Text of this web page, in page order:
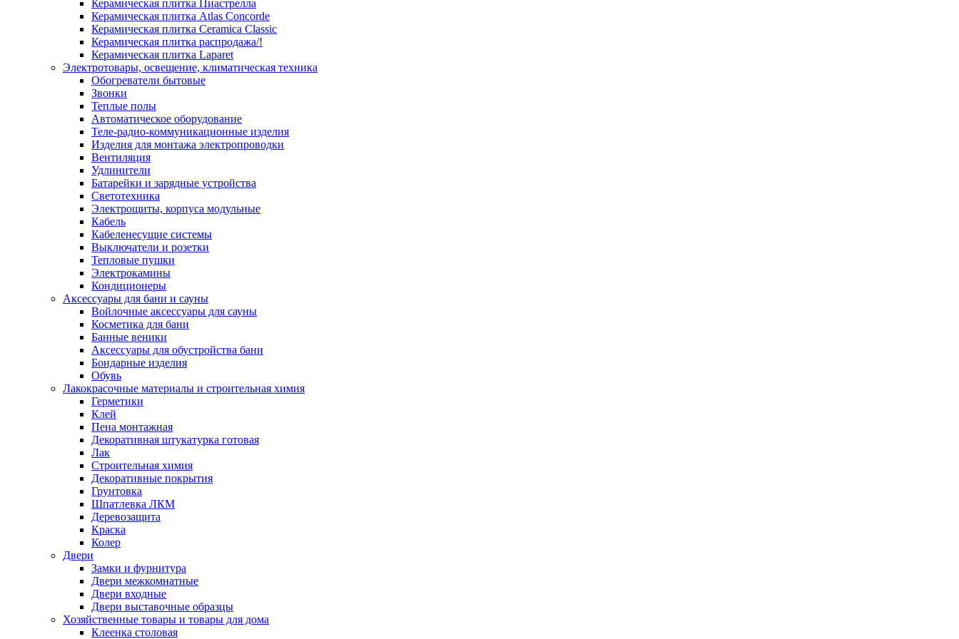
Керамическая плитка Пиастрелла
Керамическая плитка Atlas Concorde
Керамическая плитка Ceramica Classic
Керамическая плитка распродажа/!
Керамическая плитка Laparet
Электротовары, освещение, климатическая техника
Обогреватели бытовые
Звонки
Теплые полы
Автоматическое оборудование
Теле-радио-коммуникационные изделия
Изделия для монтажа электропроводки
Вентиляция
Удлинители
Батарейки и зарядные устройства
Светотехника
Электрощиты, корпуса модульные
Кабель
Кабеленесущие системы
Выключатели и розетки
Тепловые пушки
Электрокамины
Кондиционеры
Аксессуары для бани и сауны
Войлочные аксессуары для сауны
Косметика для бани
Банные веники
Аксессуары для обустройства бани
Бондарные изделия
Обувь
Лакокрасочные материалы и строительная химия
Герметики
Клей
Пена монтажная
Декоративная штукатурка готовая
Лак
Строительная химия
Декоративные покрытия
Грунтовка
Шпатлевка ЛКМ
Деревозащита
Краска
Колер
Двери
Замки и фурнитура
Двери межкомнатные
Двери входные
Двери выставочные образцы
Хозяйственные товары и товары для дома
Клеенка столовая